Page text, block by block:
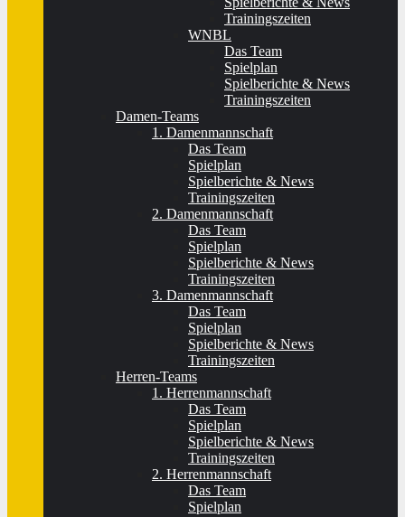
Trainingszeiten
WNBL
Das Team
Spielplan
Spielberichte & News
Trainingszeiten
Damen-Teams
1. Damenmannschaft
Das Team
Spielplan
Spielberichte & News
Trainingszeiten
2. Damenmannschaft
Das Team
Spielplan
Spielberichte & News
Trainingszeiten
3. Damenmannschaft
Das Team
Spielplan
Spielberichte & News
Trainingszeiten
Herren-Teams
1. Herrenmannschaft
Das Team
Spielplan
Spielberichte & News
Trainingszeiten
2. Herrenmannschaft
Das Team
Spielplan